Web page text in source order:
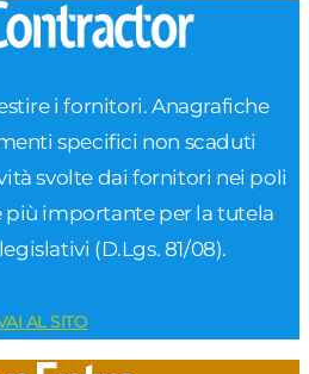
i fornitori. Anagrafiche
specifici non scaduti
svolte dai fornitori nei poli
importante per la tutela
(D.Lgs. 81/08).
AL SITO